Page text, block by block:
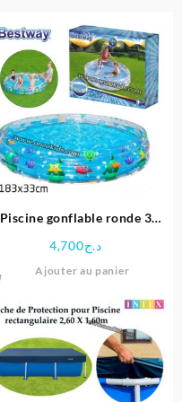
Piscine gonflable ronde 3
Bestway
د.ج4,700
Ajouter au panier